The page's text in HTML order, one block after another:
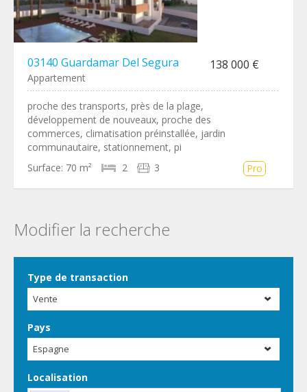
03140 Guardamar Del Segura 138 000 €
Appartement
proche des transports, près de la plage,
développement de nouveaux, proche des
commerces, climatisation préinstallée, jardin
communautaire, stationnement, pi
Surface: 70 m² 2 3 Pro
Modifier la recherche
Type de transaction
Vente
Pays
Espagne
Localisation